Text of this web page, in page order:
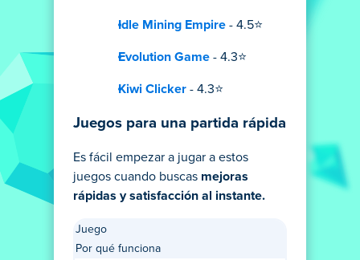
Idle Mining Empire - 4.5⭐
Evolution Game - 4.3⭐
Kiwi Clicker - 4.3⭐
Juegos para una partida rápida
Es fácil empezar a jugar a estos
juegos cuando buscas mejoras
rápidas y satisfacción al instante.
Juego
Por qué funciona